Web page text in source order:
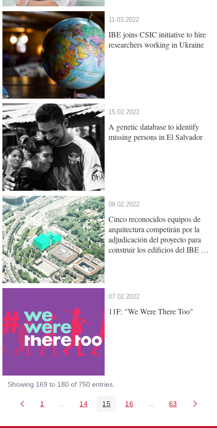
11.03.2022
IBE joins CSIC initiative to hire
researchers working in Ukraine
15.02.2022
A genetic database to identify
missing persons in El Salvador
08.02.2022
Cinco reconocidos equipos de
arquitectura competirán por la
adjudicación del proyecto para
construir los edificios del IBE y
07.02.2022
11F: "We Were There Too"
Showing 169 to 180 of 750 entries.
Page
1 Intermediate Pages Use TAB to navigate.
Page
14 Page
15 Page
16 Intermediate Pages
Page
63